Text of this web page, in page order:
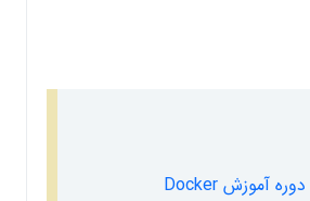
دوره آموزش Docker